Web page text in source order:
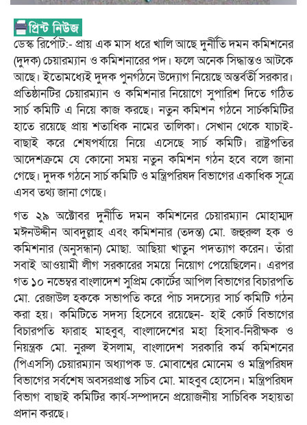
ডেস্ক রির্পোট:- প্রায় এক মাস ধরে খালি আছে দুর্নীতি দমন কমিশনের
(দুদক) চেয়ারম্যান ও কমিশনারের পদ। ফলে অনেক সিদ্ধান্তও আটকে
আছে। ইতোমধ্যেই দুদক পুনর্গঠনে উদ্যোগ নিয়েছে অন্তর্বর্তী সরকার।
প্রতিষ্ঠানটির চেয়ারম্যান ও কমিশনার নিয়োগে সুপারিশ দিতে গঠিত
সার্চ কমিটি এ নিয়ে কাজ করছে। নতুন কমিশন গঠনে সার্চকমিটির
হাতে রয়েছে প্রায় শতাধিক নামের তালিকা। সেখান থেকে যাচাই-
বাছাই করে শেষপর্যায়ে নিয়ে এসেছে সার্চ কমিটি। রাষ্ট্রপতির
আদেশক্রমে যে কোনো সময় নতুন কমিশন গঠন হবে বলে জানা
গেছে। দুদক গঠনে সার্চ কমিটি ও মন্ত্রিপরিষদ বিভাগের একাধিক সূত্রে
এসব তথ্য জানা গেছে।
গত ২৯ অক্টোবর দুর্নীতি দমন কমিশনের চেয়ারম্যান মোহাম্মদ
মঈনউদ্দীন আবদুল্লাহ এবং কমিশনার (তদন্ত) মো. জহুরুল হক ও
কমিশনার (অনুসন্ধান) মোছা. আছিয়া খাতুন পদত্যাগ করেন। তাঁরা
সবাই আওয়ামী লীগ সরকারের সময়ে নিয়োগ পেয়েছিলেন। এরপর
গত ১০ নভেম্বর বাংলাদেশ সুপ্রিম কোর্টের আপিল বিভাগের বিচারপতি
মো. রেজাউল হককে সভাপতি করে পাঁচ সদস্যের সার্চ কমিটি গঠন
করা হয়। কমিটিতে সদস্য হিসেবে রয়েছেন- হাই কোর্ট বিভাগের
বিচারপতি ফারাহ মাহবুব, বাংলাদেশের মহা হিসাব-নিরীক্ষক ও
নিয়ন্ত্রক মো. নুরুল ইসলাম, বাংলাদেশ সরকারি কর্ম কমিশনের
(পিএসসি) চেয়ারম্যান অধ্যাপক ড. মোবাশ্বের মোনেম ও মন্ত্রিপরিষদ
বিভাগের সর্বশেষ অবসরপ্রাপ্ত সচিব মো. মাহবুব হোসেন। মন্ত্রিপরিষদ
বিভাগ বাছাই কমিটির কার্য-সম্পাদনে প্রয়োজনীয় সাচিবিক সহায়তা
প্রদান করছে।